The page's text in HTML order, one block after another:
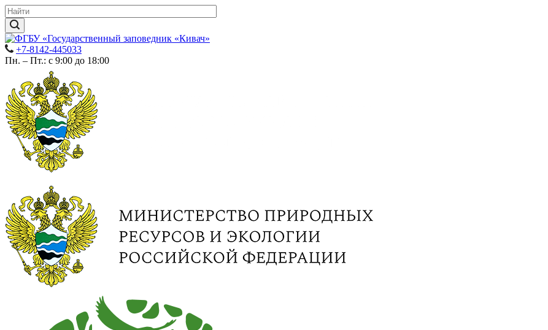
+7-8142-445033
Пн. – Пт.: с 9:00 до 18:00